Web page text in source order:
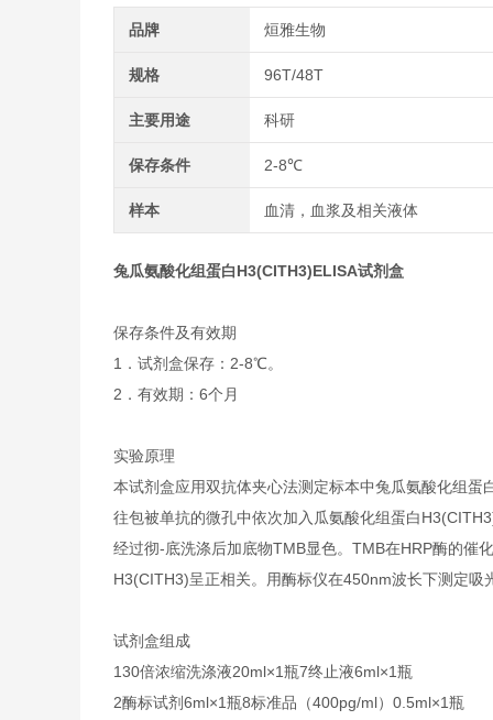
品牌 烜雅生物
规格 96T/48T
主要用途 科研
保存条件 2-8℃
样本 血清，血浆及相关液体
兔瓜氨酸化组蛋白H3(CITH3)ELISA试剂盒
保存条件及有效期
1．试剂盒保存：2-8℃。
2．有效期：6个月
实验原理
本试剂盒应用双抗体夹心法测定标本中兔瓜氨酸化组
往包被单抗的微孔中依次加入瓜氨酸化组蛋白
经过彻-底洗涤后加底物TMB显色。TMB在HRP酶的催
H3(CITH3)呈正相关。用酶标仪在450nm波长下测定
试剂盒组成
130倍浓缩洗涤液20ml×1瓶7终止液6ml×1瓶
2酶标试剂6ml×1瓶8标准品（400pg/ml） 0.5ml×1瓶